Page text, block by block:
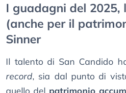
I guadagni del 2025,
(anche per il
Sinner
Il talento di San Candido
record, sia dal punto di